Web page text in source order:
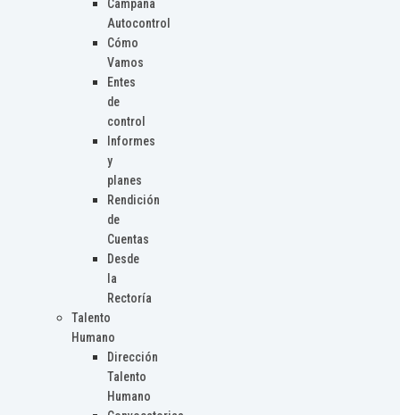
Campaña
Autocontrol
Cómo
Vamos
Entes
de
control
Informes
y
planes
Rendición
de
Cuentas
Desde
la
Rectoría
Talento
Humano
Dirección
Talento
Humano